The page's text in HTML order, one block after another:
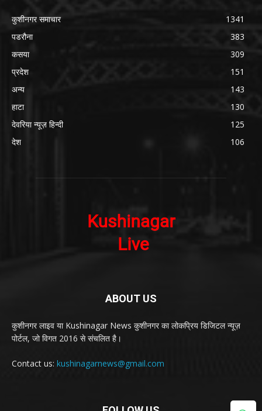
कुशीनगर समाचार
1341
पडरौना
383
कसया
309
प्रदेश
151
अन्य
143
हाटा
130
देवरिया न्यूज़ हिन्दी
125
देश
106
ABOUT US
कुशीनगर लाइव या Kushinagar News कुशीनगर का लोकप्रिय डिजिटल न्यूज़
पोर्टल, जो विगत 2016 से संचलित है।
Contact us: kushinagarnews@gmail.com